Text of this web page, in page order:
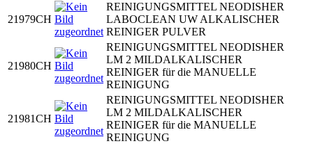
21979CH
REINIGUNGSMITTEL NEODISHER
LABOCLEAN UW ALKALISCHER
REINIGER PULVER
21980CH
REINIGUNGSMITTEL NEODISHER
LM 2 MILDALKALISCHER
REINIGER für die MANUELLE
REINIGUNG
21981CH
REINIGUNGSMITTEL NEODISHER
LM 2 MILDALKALISCHER
REINIGER für die MANUELLE
REINIGUNG